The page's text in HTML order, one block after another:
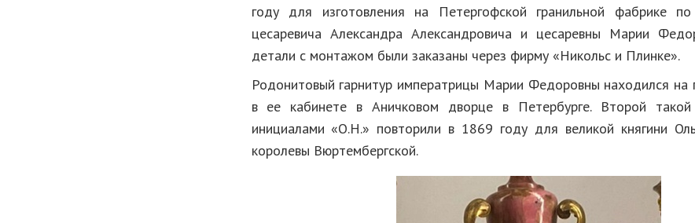
году для изготовления на Петергофской гранильной фабрике
цесаревича Александра Александровича и цесаревны Марии
детали с монтажом были заказаны через фирму «Никольс и Плинке».
Родонитовый гарнитур императрицы Марии Федоровны находился на
в ее кабинете в Аничковом дворце в Петербурге. Второй
инициалами «О.Н.» повторили в 1869 году для великой княгини
королевы Вюртембергской.